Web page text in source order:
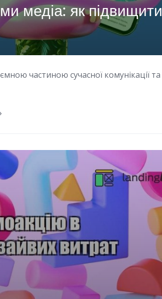
медіа: як підвищити
частиною сучасної комунікації та